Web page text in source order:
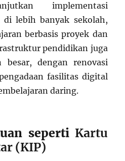
implementasi
di lebih banyak sekolah,
berbasis proyek dan
pendidikan juga
besar, dengan renovasi
fasilitas digital
daring.
seperti Kartu
(KIP)